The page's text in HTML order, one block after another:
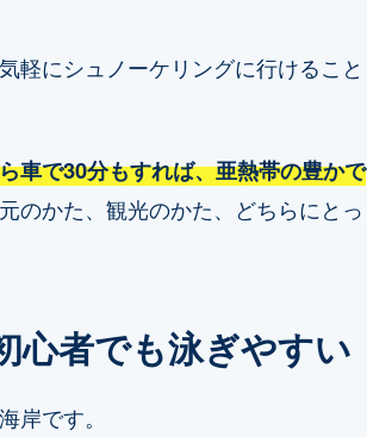
軽にシュノーケリングに行けること
車で30分もすれば、亜熱帯の豊かで
のかた、観光のかた、どちらにとっ
心者でも泳ぎやすい
岸です。